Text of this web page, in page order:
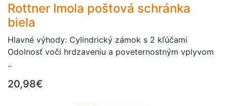
Rottner Imola poštová schránka
biela
Hlavné výhody: Cylindrický zámok s 2 kľúčami
Odolnosť voči hrdzaveniu a poveternostným vplyvom
..
20,98€